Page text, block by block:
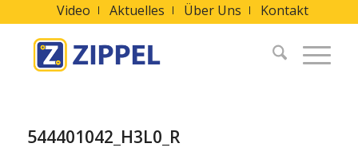
Video Aktuelles Über Uns Kontakt
544401042_H3L0_R